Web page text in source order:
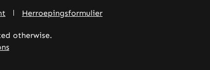
Herroepingsformulier
otherwise.